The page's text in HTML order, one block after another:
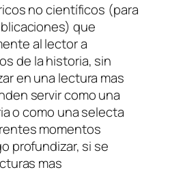
no científicos (para
que
al lector a
de la historia, sin
en una lectura mas
servir como una
o como una selecta
momentos
profundizar, si se
mas